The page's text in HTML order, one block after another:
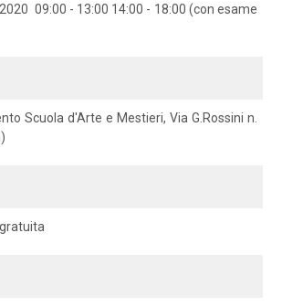
09:00 - 13:00 14:00 - 18:00 (con esame
Scuola d'Arte e Mestieri, Via G.Rossini n.